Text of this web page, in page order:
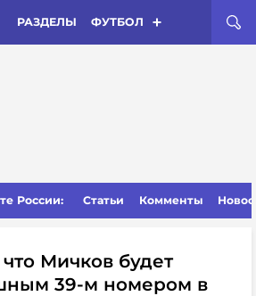
РАЗДЕЛЫ ФУТБОЛ
России: Статьи Комменты
Мичков будет
39-м номером в